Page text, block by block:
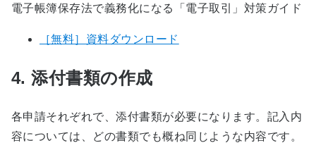
電子帳簿保存法で義務化になる「電子取引」対策ガイド
［無料］資料ダウンロード
4. 添付書類の作成
各申請それぞれで、添付書類が必要になります。記入内
容については、どの書類でも概ね同じような内容です。